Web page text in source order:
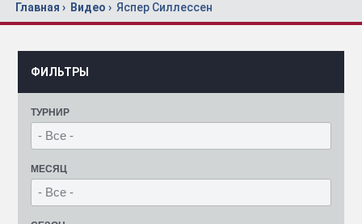
Главная Видео Яспер Силлессен
ФИЛЬТРЫ
ТУРНИР
МЕСЯЦ